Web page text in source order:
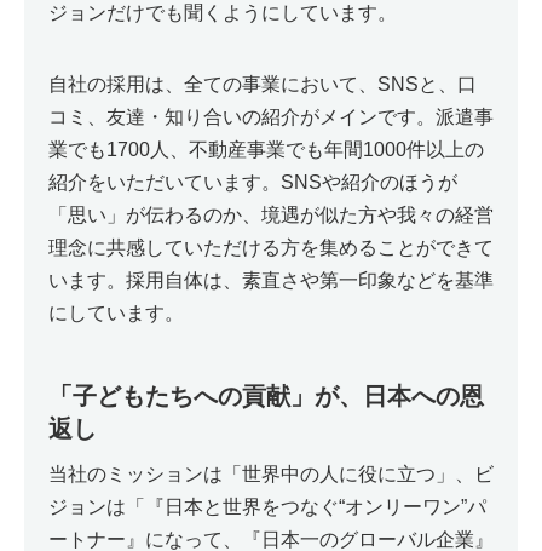
ジョンだけでも聞くようにしています。
自社の採用は、全ての事業において、SNSと、口
コミ、友達・知り合いの紹介がメインです。派遣事
業でも1700人、不動産事業でも年間1000件以上の
紹介をいただいています。SNSや紹介のほうが
「思い」が伝わるのか、境遇が似た方や我々の経営
理念に共感していただける方を集めることができて
います。採用自体は、素直さや第一印象などを基準
にしています。
「子どもたちへの貢献」が、日本への恩
返し
当社のミッションは「世界中の人に役に立つ」、ビ
ジョンは「『日本と世界をつなぐ“オンリーワン”パ
ートナー』になって、『日本一のグローバル企業』